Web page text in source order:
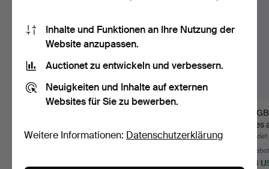
mit Einlegepla…
Beendet 30. Mai 2026
Beendet 14. Mai 2026
Holz…
26
1.213
Inhalte und Funktionen an Ihre Nutzung der
Website anzupassen.
Auctionet zu entwickeln und verbessern.
Neuigkeiten und Inhalte auf externen
Websites für Sie zu bewerben.
Weitere Informationen: Datenschutzerklärung